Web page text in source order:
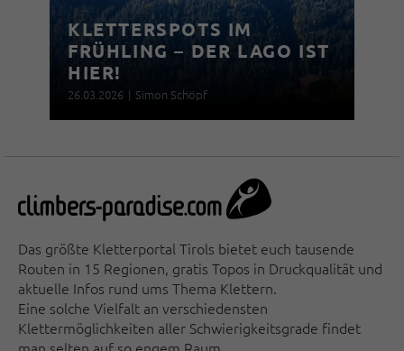
KLETTERSPOTS IM
FRÜHLING – DER LAGO IST
HIER!
26.03.2026 | Simon Schöpf
Das größte Kletterportal Tirols bietet euch tausende
Routen in 15 Regionen, gratis Topos in Druckqualität und
aktuelle Infos rund ums Thema Klettern.
Eine solche Vielfalt an verschiedensten
Klettermöglichkeiten aller Schwierigkeitsgrade findet